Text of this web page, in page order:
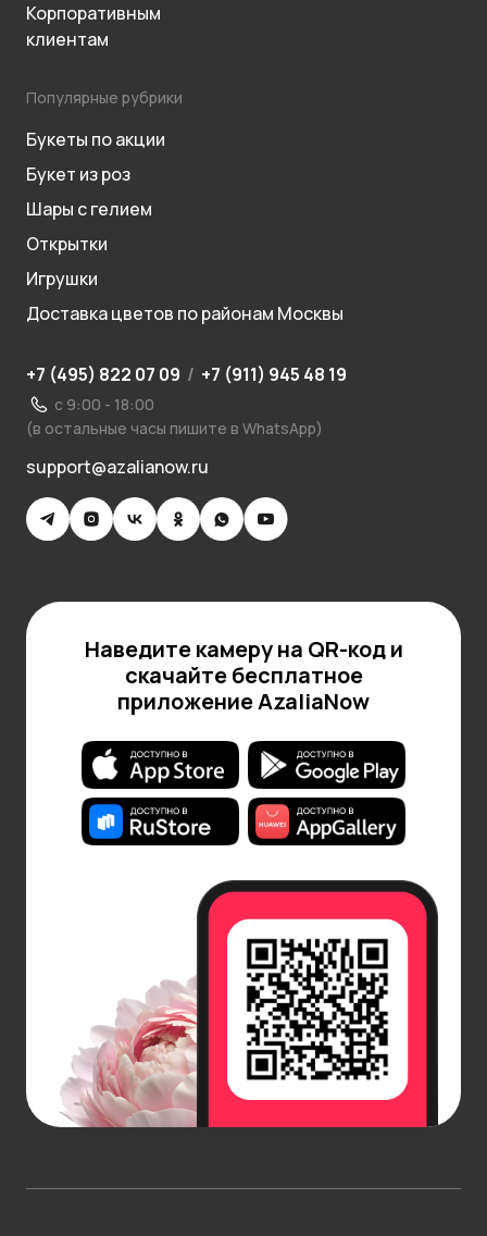
Корпоративным
клиентам
Популярные рубрики
Букеты по акции
Букет из роз
Шары с гелием
Открытки
Игрушки
Доставка цветов по районам Москвы
+7 (495) 822 07 09 / +7 (911) 945 48 19
с 9:00 - 18:00
(в остальные часы пишите в WhatsApp)
support@azalianow.ru
Наведите камеру на QR-код и
скачайте бесплатное
приложение AzaliaNow